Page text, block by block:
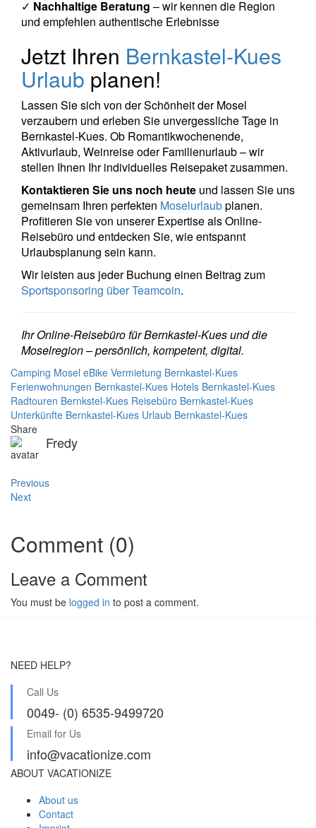
✓ Nachhaltige Beratung – wir kennen die Region
und empfehlen authentische Erlebnisse
Jetzt Ihren Bernkastel-Kues
Urlaub planen!
Lassen Sie sich von der Schönheit der Mosel
verzaubern und erleben Sie unvergessliche Tage in
Bernkastel-Kues. Ob Romantikwochenende,
Aktivurlaub, Weinreise oder Familienurlaub – wir
stellen Ihnen Ihr individuelles Reisepaket zusammen.
Kontaktieren Sie uns noch heute und lassen Sie uns
gemeinsam Ihren perfekten Moselurlaubplanen.
Profitieren Sie von unserer Expertise als Online-
Reisebüro und entdecken Sie, wie entspannt
Urlaubsplanung sein kann.
Wir leisten aus jeder Buchung einen Beitrag zum
Sportsponsoring über Teamcoin.
Ihr Online-Reisebüro für Bernkastel-Kues und die
Moselregion – persönlich, kompetent, digital.
Camping Mosel eBike Vermietung Bernkastel-Kues
Ferienwohnungen Bernkastel-Kues Hotels Bernkastel-Kues
Radtouren Bernkstel-Kues Reisebüro Bernkastel-Kues
Unterkünfte Bernkastel-Kues Urlaub Bernkastel-Kues
Share
Fredy
Post
navigation
Previous
Next
Comment (0)
Leave a Comment
You must be logged in to post a comment.
NEED HELP?
Call Us
0049- (0) 6535-9499720
Email for Us
info@vacationize.com
ABOUT VACATIONIZE
About us
Contact